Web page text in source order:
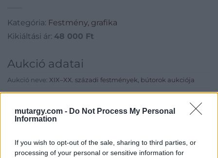
mutargy.com - Do Not Process My Personal
Information
If you wish to opt-out of the sale, sharing to third parties, or
processing of your personal or sensitive information for
Kategória: Festmény, grafika
Kikiáltási ár: 48 000 Ft
Aukció adatai
Aukció neve: XIX–XX. századi festmények, bútorok aukciója
Aukció dátuma: 2015.03.25
Aukció ideje: 17:00
Tételszám: 509